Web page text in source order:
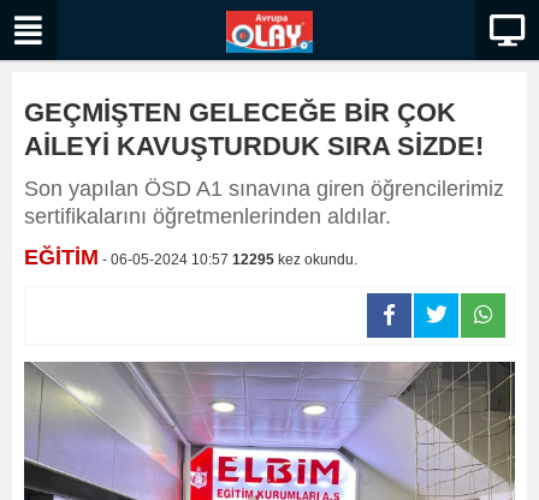
GEÇMİŞTEN GELECEĞE BİR ÇOK
AİLEYİ KAVUŞTURDUK SIRA SİZDE!
Son yapılan ÖSD A1 sınavına giren öğrencilerimiz
sertifikalarını öğretmenlerinden aldılar.
EĞİTİM - 06-05-2024 10:57 12295 kez okundu.